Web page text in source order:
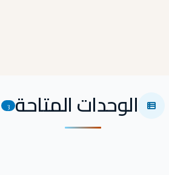
الوحدات المتاحة 3